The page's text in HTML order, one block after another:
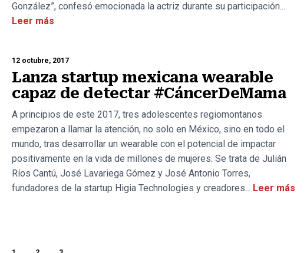
González”, confesó emocionada la actriz durante su participación...
Leer más
12 octubre, 2017
Lanza startup mexicana wearable
capaz de detectar #CáncerDeMama
A principios de este 2017, tres adolescentes regiomontanos
empezaron a llamar la atención, no solo en México, sino en todo el
mundo, tras desarrollar un wearable con el potencial de impactar
positivamente en la vida de millones de mujeres. Se trata de Julián
Ríos Cantú, José Lavariega Gómez y José Antonio Torres,
fundadores de la startup Higia Technologies y creadores... Leer más